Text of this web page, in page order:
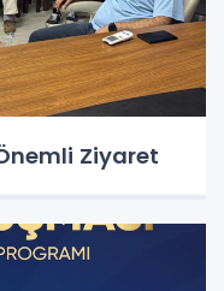
Ziyaret